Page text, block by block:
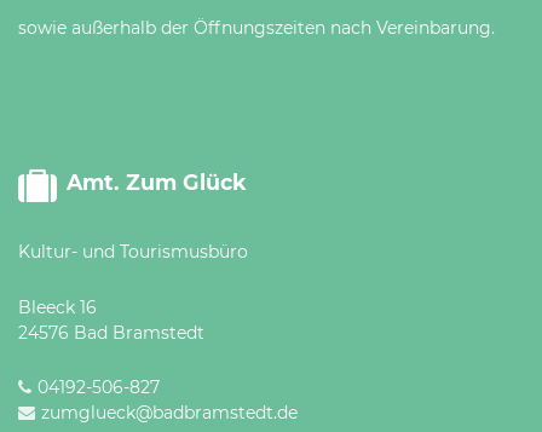
sowie außerhalb der Öffnungszeiten nach Vereinbarung.
Amt. Zum Glück
Kultur- und Tourismusbüro
Bleeck 16
24576 Bad Bramstedt
04192-506-827
zumglueck@badbramstedt.de